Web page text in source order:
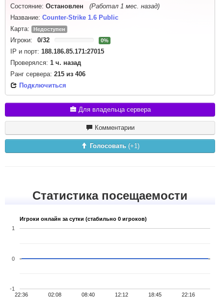
Состояние: Остановлен
(Работал 1 мес. назад)
Название: Counter-Strike 1.6 Public
Карта:
Недоступен
Игроки: 0/32 0%
IP и порт: 188.186.85.171:27015
Проверялся: 1 ч. назад
Ранг сервера: 215 из 406
Подключиться
Для владельца сервера
Комментарии
Голосовать(+1)
Статистика посещаемости
Игроки онлайн за сутки (стабильно 0 игроков)
22:36 02:08 08:40 12:12 18:45 22:16
-1
0
1